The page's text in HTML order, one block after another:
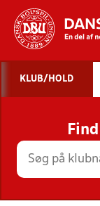
KLUB/HOLD